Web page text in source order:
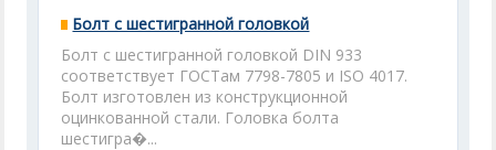
Болт с шестигранной головкой
Болт с шестигранной головкой DIN 933
соответствует ГОСТам 7798-7805 и ISO 4017.
Болт изготовлен из конструкционной
оцинкованной стали. Головка болта
шестигра�...